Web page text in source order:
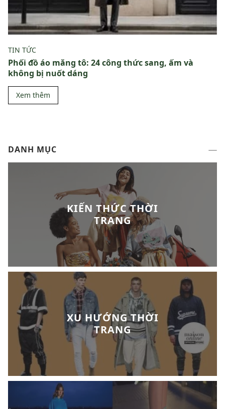
TIN TỨC
Phối đồ áo măng tô: 24 công thức sang, ấm và
không bị nuốt dáng
Xem thêm
DANH MỤC
KIẾN THỨC THỜI
TRANG
XU HƯỚNG THỜI
TRANG